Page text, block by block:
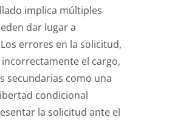
implica múltiples
dar lugar a
errores en la solicitud,
el cargo,
secundarias como una
condicional
la solicitud ante el